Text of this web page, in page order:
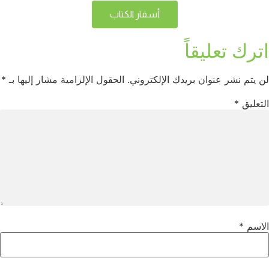
أسفار الكتاب
اترك تعليقاً
لن يتم نشر عنوان بريدك الإلكتروني. الحقول الإلزامية مشار إليها بـ *
التعليق *
الاسم *